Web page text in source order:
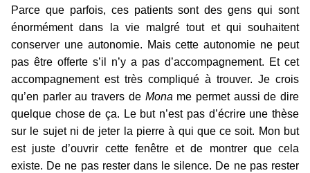
Parce que parfois, ces patients sont des gens qui sont
énormément dans la vie malgré tout et qui souhaitent
conserver une autonomie. Mais cette autonomie ne peut
pas être offerte s’il n’y a pas d’accompagnement. Et cet
accompagnement est très compliqué à trouver. Je crois
qu’en parler au travers de Mona me permet aussi de dire
quelque chose de ça. Le but n’est pas d’écrire une thèse
sur le sujet ni de jeter la pierre à qui que ce soit. Mon but
est juste d’ouvrir cette fenêtre et de montrer que cela
existe. De ne pas rester dans le silence. De ne pas rester